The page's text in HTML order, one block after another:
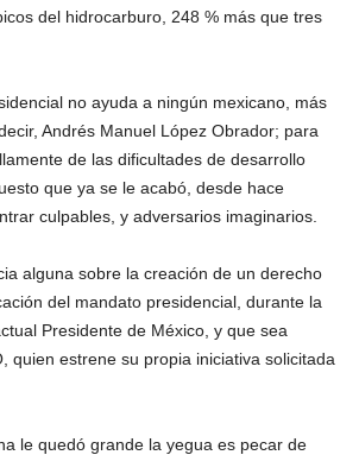
del hidrocarburo, 248 % más que tres
no ayuda a ningún mexicano, más
Andrés Manuel López Obrador; para
de las dificultades de desarrollo
que ya se le acabó, desde hace
culpables, y adversarios imaginarios.
alguna sobre la creación de un derecho
del mandato presidencial, durante la
Presidente de México, y que sea
quien estrene su propia iniciativa solicitada
le quedó grande la yegua es pecar de